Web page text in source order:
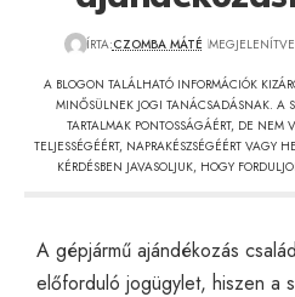
ÍRTA:CZOMBA MÁTÉ MEGJELENÍTVE
A BLOGON TALÁLHATÓ INFORMÁCIÓK
MINŐSÜLNEK JOGI TANÁCSADÁSNAK. A
TARTALMAK PONTOSSÁGÁÉRT, DE NEM
TELJESSÉGÉÉRT, NAPRAKÉSZSÉGÉÉRT VAGY
KÉRDÉSBEN JAVASOLJUK, HOGY
A gépjármű ajándékozás
előforduló jogügylet, hiszen a